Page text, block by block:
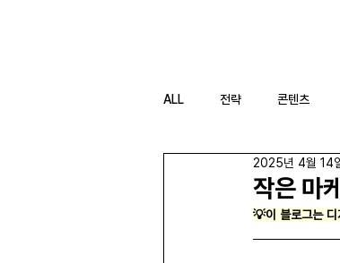
ALL 전략 콘텐츠
작은 마
2025년 4월 14
💡이 블로그는